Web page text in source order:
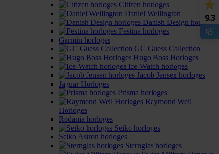
Citizen horloges
Daniel Wellington
Danish Design horloges
Festina horloges
Garmin horloges
GC Guess Collection
Hugo Boss Horloges
Ice-Watch horloges
Jacob Jensen horloges
Jaguar Horloges
Prisma horloges
Raymond Weil
Horloges
Rodania horloges
Seiko horloges
Seiko Astron horloges
Sternglas horloges
9.3